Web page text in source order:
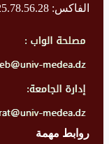
الفاكس: 025.78.56.28
روابط مهمة